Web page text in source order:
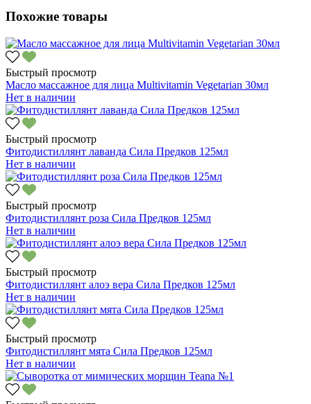
Похожие товары
Быстрый просмотр
Масло массажное для лица Multivitamin Vegetarian 30мл
Нет в наличии
Быстрый просмотр
Фитодистиллянт лаванда Сила Предков 125мл
Нет в наличии
Быстрый просмотр
Фитодистиллянт роза Сила Предков 125мл
Нет в наличии
Быстрый просмотр
Фитодистиллянт алоэ вера Сила Предков 125мл
Нет в наличии
Быстрый просмотр
Фитодистиллянт мята Сила Предков 125мл
Нет в наличии